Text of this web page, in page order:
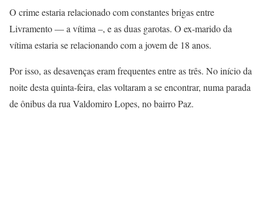
O crime estaria relacionado com constantes brigas entre
Livramento — a vítima –, e as duas garotas. O ex-marido da
vítima estaria se relacionando com a jovem de 18 anos.
Por isso, as desavenças eram frequentes entre as três. No início da
noite desta quinta-feira, elas voltaram a se encontrar, numa parada
de ônibus da rua Valdomiro Lopes, no bairro Paz.